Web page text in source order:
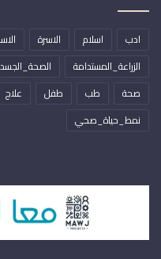
ادب اسلام الاسرة
الزراعة_المستدامة
صحة
طب طفل علاج
نمط_حياة_صحي